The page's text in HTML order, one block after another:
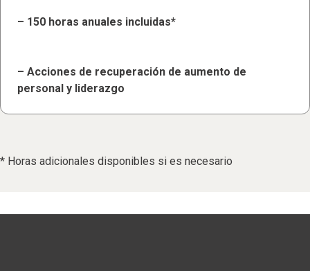
– 150 horas anuales incluidas*
– Acciones de recuperación de aumento de
personal y liderazgo
* Horas adicionales disponibles si es necesario